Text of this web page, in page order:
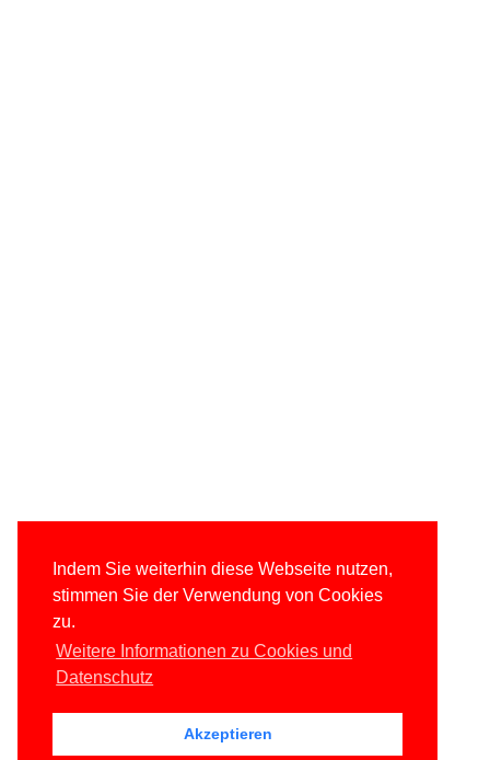
Indem Sie weiterhin diese Webseite nutzen,
stimmen Sie der Verwendung von Cookies
zu.
Weitere Informationen zu Cookies und
Datenschutz
Akzeptieren